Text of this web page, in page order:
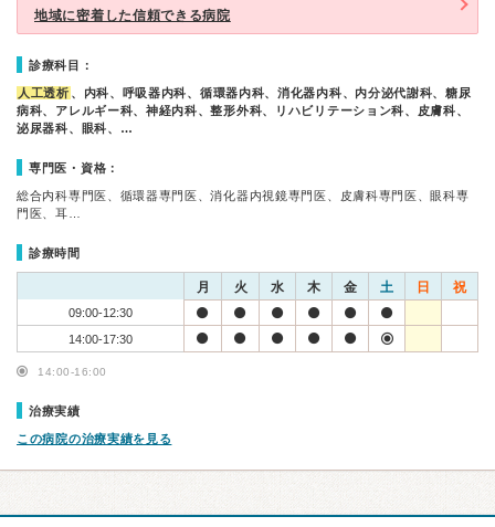
地域に密着した信頼できる病院
診療科目：
人工透析 、内科、呼吸器内科、循環器内科、消化器内科、内分泌代謝科、糖尿
病科、アレルギー科、神経内科、整形外科、リハビリテーション科、皮膚科、
泌尿器科、眼科、…
専門医・資格：
総合内科専門医、循環器専門医、消化器内視鏡専門医、皮膚科専門医、眼科専
門医、耳…
診療時間
月 火 水 木 金 土 日 祝
09:00-12:30
14:00-17:30
14:00-16:00
治療実績
この病院の治療実績を見る